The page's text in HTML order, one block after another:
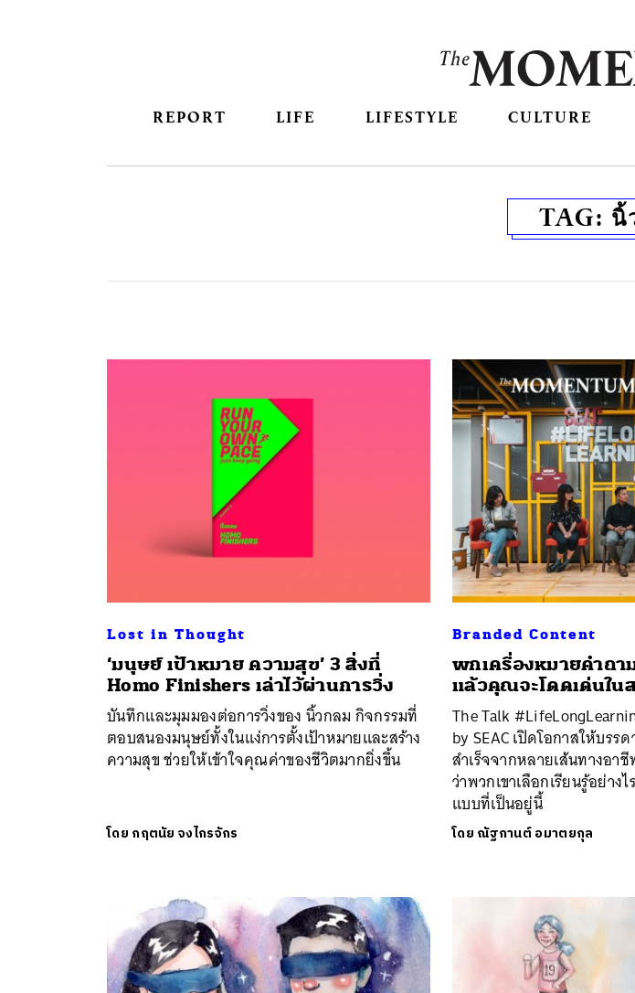
REPORT LIFE LIFESTYLE CULTURE
TAG: นิ้
Lost in Thought
‘มนุษย์ เป้าหมาย ความสุข’ 3 สิ่งที่
Homo Finishers เล่าไว้ผ่านการวิ่ง
บันทึกและมุมมองต่อการวิ่งของ นิ้วกลม กิจกรรมที่
ตอบสนองมนุษย์ทั้งในแง่การตั้งเป้าหมายและสร้าง
ความสุข ช่วยให้เข้าใจคุณค่าของชีวิตมากยิ่งขึ้น
โดย กฤตนัย จงไกรจักร
Branded Content
พกเครื่องหมายคำถา
แล้วคุณจะโดดเด่นใน
The Talk
by SEAC เปิดโอกาสให้บร
สำเร็จจากหลายเส้นทางอา
ว่าพวกเขาเลือกเรียนรู้อย่าง
แบบที่เป็นอยู่นี้
โดย ณัฐกานต์ อมาตยกุล